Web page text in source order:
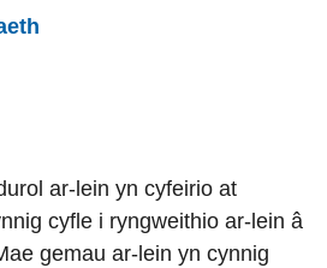
ar-lein yn cyfeirio at
cyfle i ryngweithio ar-lein â
gemau ar-lein yn cynnig